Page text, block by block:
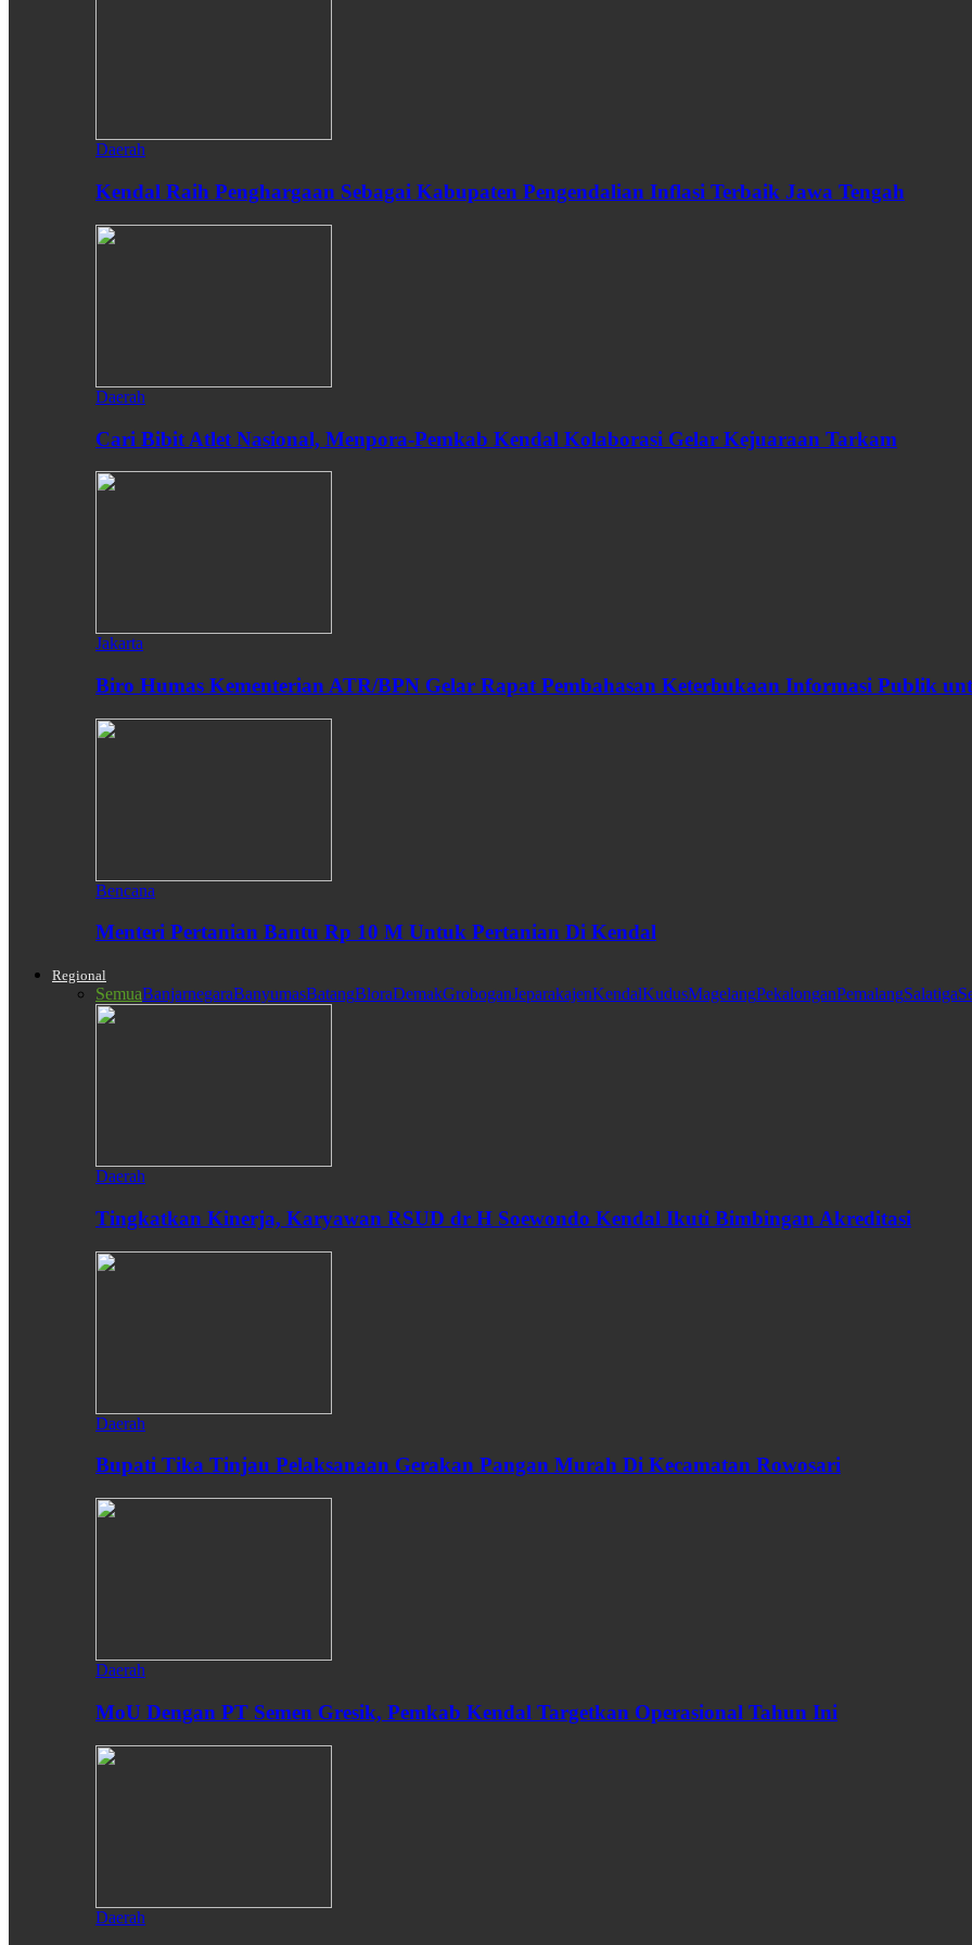
Daerah
Kendal Raih Penghargaan Sebagai Kabupaten Pengendalian Inflasi Terbaik Jawa Tengah
Daerah
Cari Bibit Atlet Nasional, Menpora-Pemkab Kendal Kolaborasi Gelar Kejuaraan Tarkam
Jakarta
Biro Humas Kementerian ATR/BPN Gelar Rapat Pembahasan Keterbukaan Informasi Publik
Bencana
Menteri Pertanian Bantu Rp 10 M Untuk Pertanian Di Kendal
Regional
SemuaBanjarnegaraBanyumasBatangBloraDemakGroboganJeparakajenKendalKudusMagelangPekalonganPemalangSalatiga
Daerah
Tingkatkan Kinerja, Karyawan RSUD dr H Soewondo Kendal Ikuti Bimbingan Akreditasi
Daerah
Bupati Tika Tinjau Pelaksanaan Gerakan Pangan Murah Di Kecamatan Rowosari
Daerah
MoU Dengan PT Semen Gresik, Pemkab Kendal Targetkan Operasional Tahun Ini
Daerah